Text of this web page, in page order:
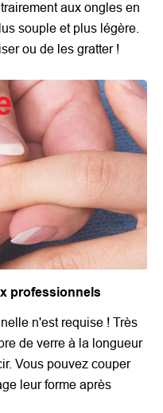
aux ongles en
souple et plus légère.
ou de les gratter !
professionnels
n'est requise ! Très
de verre à la longueur
Vous pouvez couper
leur forme après